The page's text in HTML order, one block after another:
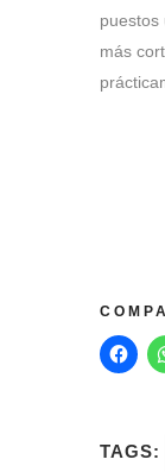
puestos
más
TAGS: